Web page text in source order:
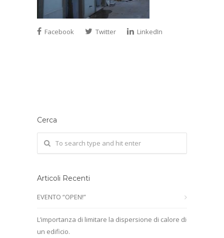
Facebook Twitter LinkedIn
Cerca
Articoli Recenti
EVENTO “OPEN!”
L’importanza di limitare la dispersione di calore di
un edificio.